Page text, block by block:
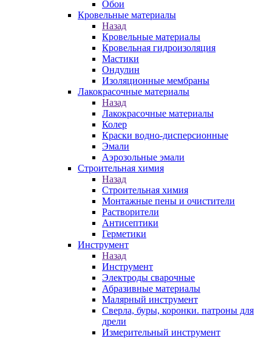
Обои
Кровельные материалы
Назад
Кровельные материалы
Кровельная гидроизоляция
Мастики
Ондулин
Изоляционные мембраны
Лакокрасочные материалы
Назад
Лакокрасочные материалы
Колер
Краски водно-дисперсионные
Эмали
Аэрозольные эмали
Строительная химия
Назад
Строительная химия
Монтажные пены и очистители
Растворители
Антисептики
Герметики
Инструмент
Назад
Инструмент
Электроды сварочные
Абразивные материалы
Малярный инструмент
Сверла, буры, коронки. патроны для
дрели
Измерительный инструмент